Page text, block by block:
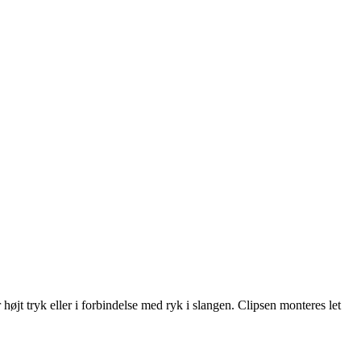
tryk eller i forbindelse med ryk i slangen. Clipsen monteres let